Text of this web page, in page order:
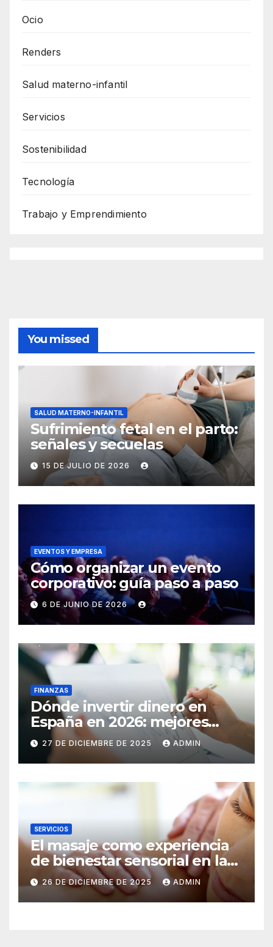
Ocio
Renders
Salud materno-infantil
Servicios
Sostenibilidad
Tecnología
Trabajo y Emprendimiento
You missed
SALUD MATERNO-INFANTIL
Sufrimiento fetal en el parto:
señales y secuelas
15 DE JULIO DE 2026
EVENTOS Y EMPRESA
Cómo organizar un evento
corporativo: guía paso a paso
6 DE JUNIO DE 2026
FINANZAS
Dónde invertir dinero en
España en 2026: mejores
inversiones y activos
27 DE DICIEMBRE DE 2025 ADMIN
SERVICIOS
El masaje como experiencia
de bienestar sensorial en la
ciudad
26 DE DICIEMBRE DE 2025 ADMIN